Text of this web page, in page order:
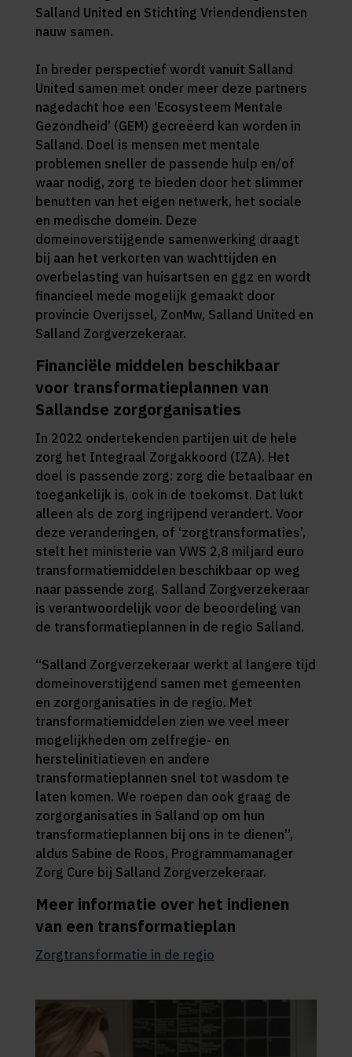
Salland United en Stichting Vriendendiensten
nauw samen.
In breder perspectief wordt vanuit Salland
United samen met onder meer deze partners
nagedacht hoe een ‘Ecosysteem Mentale
Gezondheid’ (GEM) gecreëerd kan worden in
Salland. Doel is mensen met mentale
problemen sneller de passende hulp en/of
waar nodig, zorg te bieden door het slimmer
benutten van het eigen netwerk, het sociale
en medische domein. Deze
domeinoverstijgende samenwerking draagt
bij aan het verkorten van wachttijden en
overbelasting van huisartsen en ggz en wordt
financieel mede mogelijk gemaakt door
provincie Overijssel, ZonMw, Salland United en
Salland Zorgverzekeraar.
Financiële middelen beschikbaar
voor transformatieplannen van
Sallandse zorgorganisaties
In 2022 ondertekenden partijen uit de hele
zorg het Integraal Zorgakkoord (IZA). Het
doel is passende zorg: zorg die betaalbaar en
toegankelijk is, ook in de toekomst. Dat lukt
alleen als de zorg ingrijpend verandert. Voor
deze veranderingen, of ‘zorgtransformaties’,
stelt het ministerie van VWS 2,8 miljard euro
transformatiemiddelen beschikbaar op weg
naar passende zorg. Salland Zorgverzekeraar
is verantwoordelijk voor de beoordeling van
de transformatieplannen in de regio Salland.
“Salland Zorgverzekeraar werkt al langere tijd
domeinoverstijgend samen met gemeenten
en zorgorganisaties in de regio. Met
transformatiemiddelen zien we veel meer
mogelijkheden om zelfregie- en
herstelinitiatieven en andere
transformatieplannen snel tot wasdom te
laten komen. We roepen dan ook graag de
zorgorganisaties in Salland op om hun
transformatieplannen bij ons in te dienen”,
aldus Sabine de Roos, Programmamanager
Zorg Cure bij Salland Zorgverzekeraar.
Meer informatie over het indienen
van een transformatieplan
Zorgtransformatie in de regio